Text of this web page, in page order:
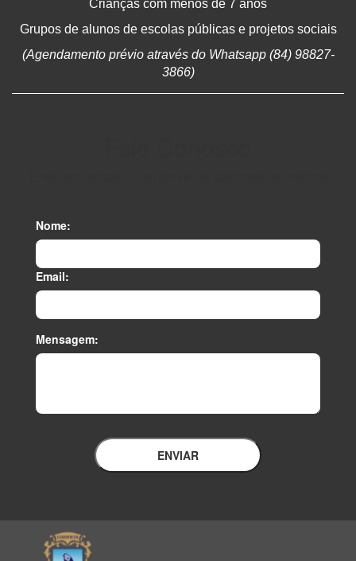
Crianças com menos de 7 anos
Grupos de alunos de escolas públicas e projetos sociais
(Agendamento prévio através do Whatsapp (84) 98827-
3866)
Nome:
Email:
Mensagem:
ENVIAR